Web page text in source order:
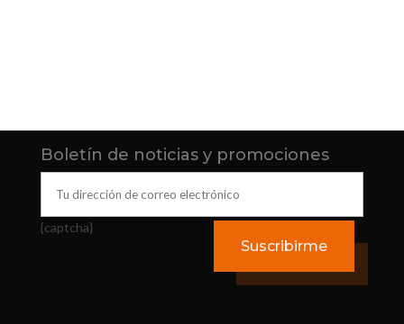
Boletín de noticias y promociones
{captcha}